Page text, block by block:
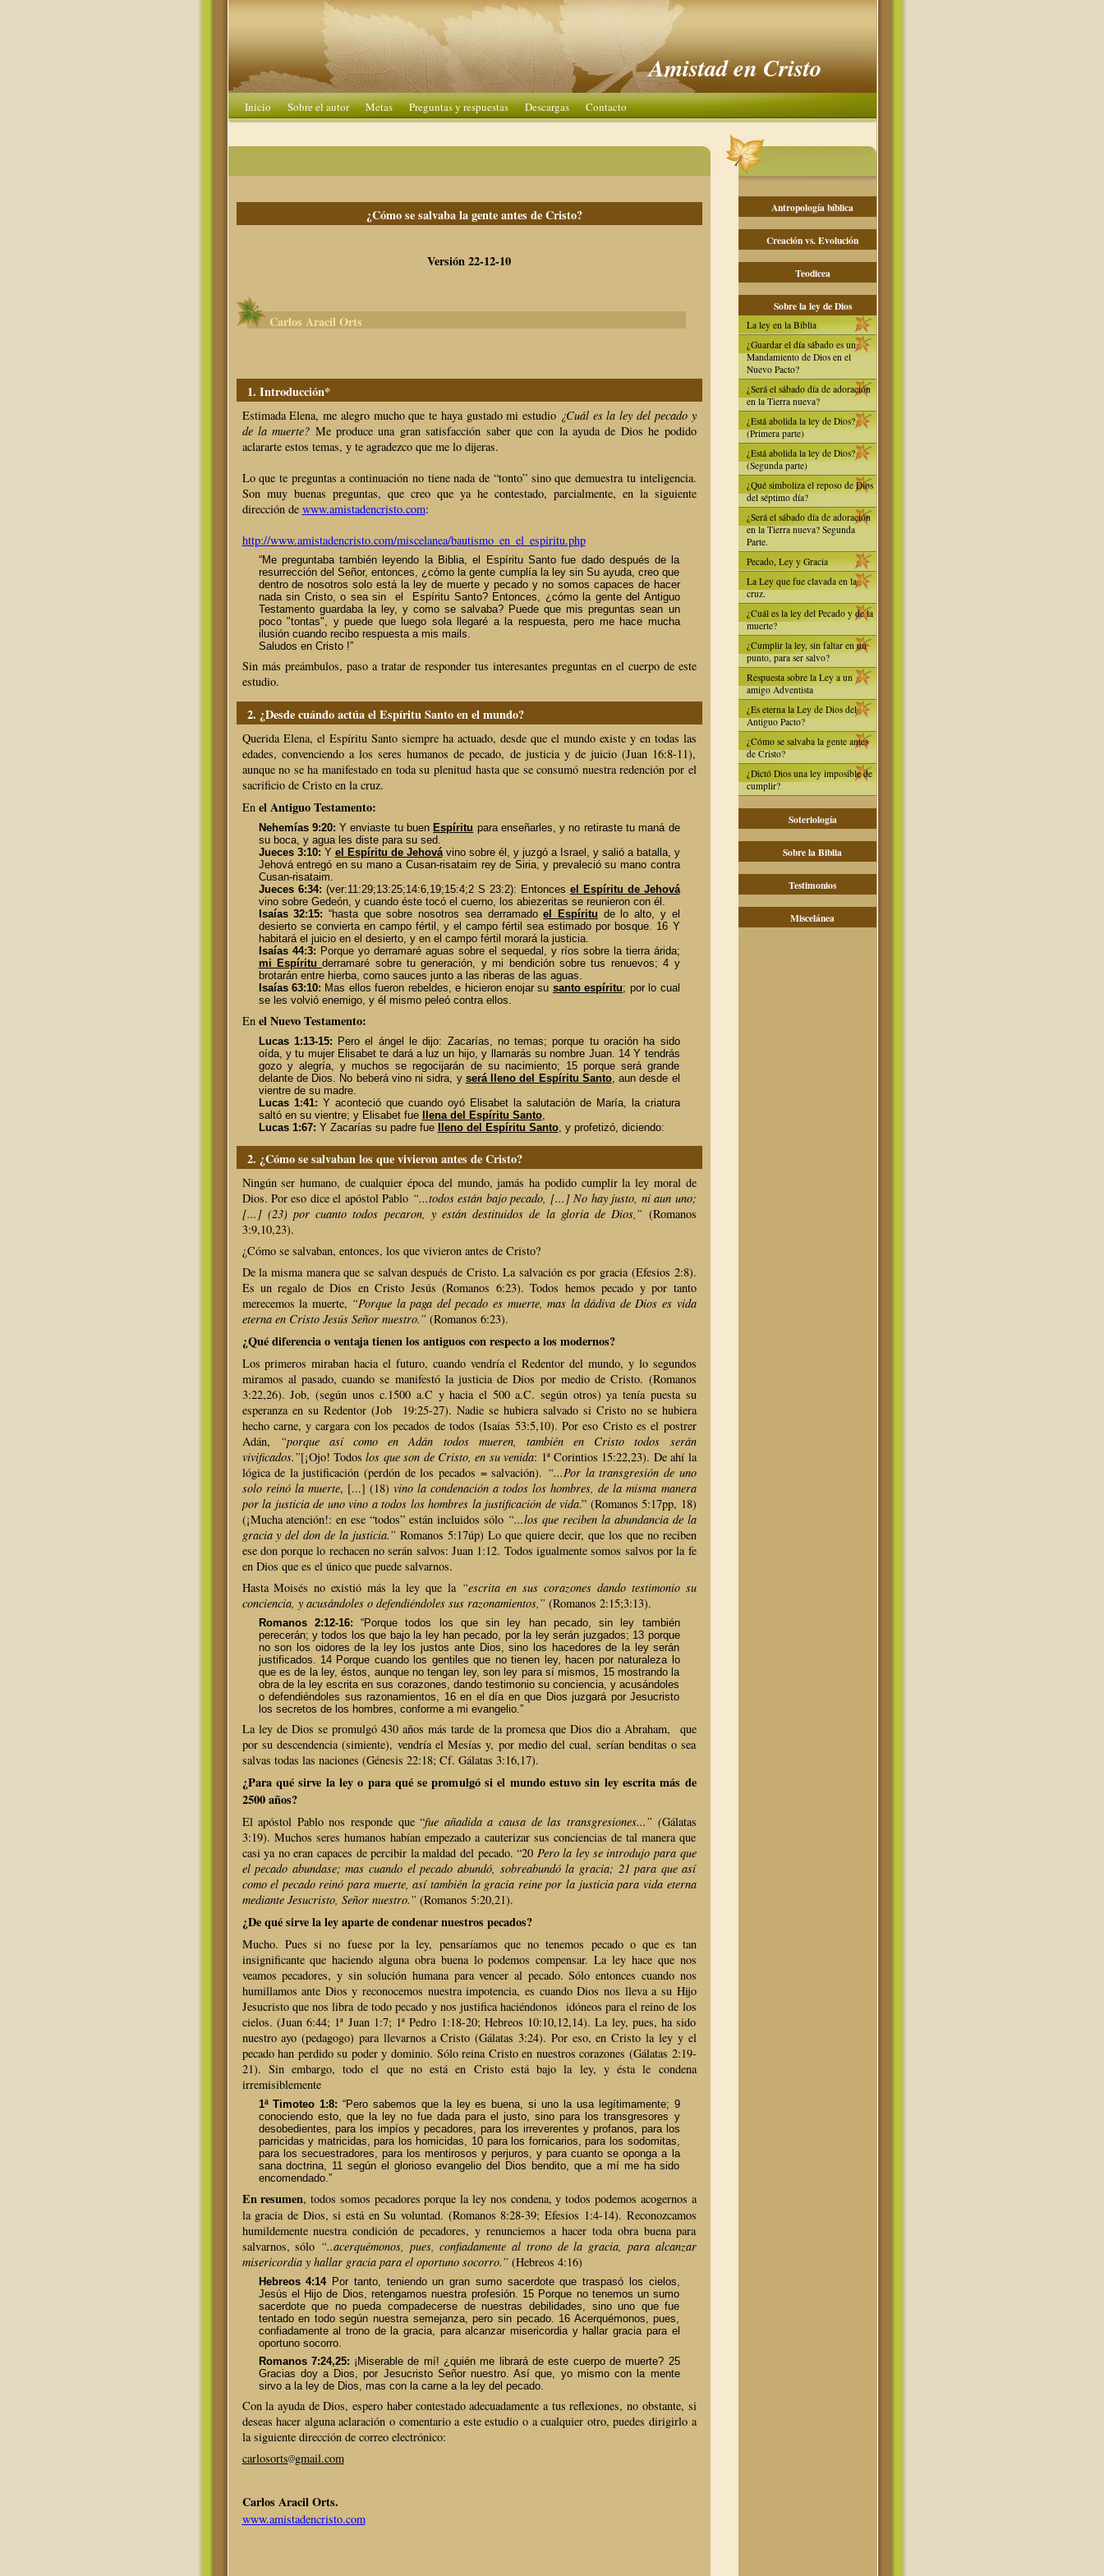
Amistad en Cristo
Inicio Sobre el autor Metas Preguntas y respuestas Descargas Contacto
Antropología bíblica
Creación vs. Evolución
Teodicea
Sobre la ley de Dios
La ley en la Biblia
¿Guardar el día sábado es un
Mandamiento de Dios en el
Nuevo Pacto?
¿Será el sábado día de adoración
en la Tierra nueva?
¿Está abolida la ley de Dios?
(Primera parte)
¿Está abolida la ley de Dios?
(Segunda parte)
¿Qué simboliza el reposo de Dios
del séptimo día?
¿Será el sábado día de adoración
en la Tierra nueva? Segunda
Parte.
Pecado, Ley y Gracia
La Ley que fue clavada en la
cruz.
¿Cuál es la ley del Pecado y de la
muerte?
¿Cumplir la ley, sin faltar en un
punto, para ser salvo?
Respuesta sobre la Ley a un
amigo Adventista
¿Es eterna la Ley de Dios del
Antiguo Pacto?
¿Cómo se salvaba la gente antes
de Cristo?
¿Dictó Dios una ley imposible de
cumplir?
Soteriología
Sobre la Biblia
Testimonios
Miscelánea
¿Cómo se salvaba la gente antes de Cristo?
Versión 22-12-10
Carlos Aracil Orts
1. Introducción*
Estimada Elena, me alegro mucho que te haya gustado mi estudio ¿Cuál es la ley del pecado y
de la muerte? Me produce una gran satisfacción saber que con la ayuda de Dios he podido
aclararte estos temas, y te agradezco que me lo dijeras.
Lo que te preguntas a continuación no tiene nada de “tonto” sino que demuestra tu inteligencia.
Son muy buenas preguntas, que creo que ya he contestado, parcialmente, en la siguiente
dirección de www.amistadencristo.com:
http://www.amistadencristo.com/miscelanea/bautismo_en_el_espiritu.php
“Me preguntaba también leyendo la Biblia, el Espíritu Santo fue dado después de la
resurrección del Señor, entonces, ¿cómo la gente cumplía la ley sin Su ayuda, creo que
dentro de nosotros solo está la ley de muerte y pecado y no somos capaces de hacer
nada sin Cristo, o sea sin el Espíritu Santo? Entonces, ¿cómo la gente del Antiguo
Testamento guardaba la ley, y como se salvaba? Puede que mis preguntas sean un
poco "tontas", y puede que luego sola llegaré a la respuesta, pero me hace mucha
ilusión cuando recibo respuesta a mis mails.
Saludos en Cristo !”
Sin más preámbulos, paso a tratar de responder tus interesantes preguntas en el cuerpo de este
estudio.
2. ¿Desde cuándo actúa el Espíritu Santo en el mundo?
Querida Elena, el Espíritu Santo siempre ha actuado, desde que el mundo existe y en todas las
edades, convenciendo a los seres humanos de pecado, de justicia y de juicio (Juan 16:8-11),
aunque no se ha manifestado en toda su plenitud hasta que se consumó nuestra redención por el
sacrificio de Cristo en la cruz.
Enel Antiguo Testamento:
Nehemías 9:20: Y enviaste tu buen Espíritu para enseñarles, y no retiraste tu maná de
su boca, y agua les diste para su sed.
Jueces 3:10: Y el Espíritu de Jehovávino sobre él, y juzgó a Israel, y salió a batalla, y
Jehová entregó en su mano a Cusan-risataim rey de Siria, y prevaleció su mano contra
Cusan-risataim.
Jueces 6:34: (ver:11:29;13:25;14:6,19;15:4;2 S 23:2): Entonces el Espíritu de Jehová
vino sobre Gedeón, y cuando éste tocó el cuerno, los abiezeritas se reunieron con él.
Isaías 32:15: “hasta que sobre nosotros sea derramadoel Espíritu de lo alto, y el
desierto se convierta en campo fértil, y el campo fértil sea estimado por bosque. 16 Y
habitará el juicio en el desierto, y en el campo fértil morará la justicia.
Isaías 44:3: Porque yo derramaré aguas sobre el sequedal, y ríos sobre la tierra árida;
mi Espírituderramaré sobre tu generación, y mi bendición sobre tus renuevos; 4 y
brotarán entre hierba, como sauces junto a las riberas de las aguas.
Isaías 63:10: Mas ellos fueron rebeldes, e hicieron enojar su santo espíritu; por lo cual
se les volvió enemigo, y él mismo peleó contra ellos.
Enel Nuevo Testamento:
Lucas 1:13-15: Pero el ángel le dijo: Zacarías, no temas; porque tu oración ha sido
oída, y tu mujer Elisabet te dará a luz un hijo, y llamarás su nombre Juan. 14 Y tendrás
gozo y alegría, y muchos se regocijarán de su nacimiento; 15 porque será grande
delante de Dios. No beberá vino ni sidra, y será lleno del Espíritu Santo, aun desde el
vientre de su madre.
Lucas 1:41: Y aconteció que cuando oyó Elisabet la salutación de María, la criatura
saltó en su vientre; y Elisabet fue
llena del Espíritu Santo,
Lucas 1:67: Y Zacarías su padre fue lleno del Espíritu Santo, y profetizó, diciendo:
2. ¿Cómo se salvaban los que vivieron antes de Cristo?
Ningún ser humano, de cualquier época del mundo, jamás ha podido cumplir la ley moral de
Dios. Por eso dice el apóstol Pablo “...todos están bajo pecado, [...] No hay justo, ni aun uno;
[...] (23) por cuanto todos pecaron, y están destituidos de la gloria de Dios,” (Romanos
3:9,10,23).
¿Cómo se salvaban, entonces, los que vivieron antes de Cristo?
De la misma manera que se salvan después de Cristo. La salvación es por gracia (Efesios 2:8).
Es un regalo de Dios en Cristo Jesús (Romanos 6:23). Todos hemos pecado y por tanto
merecemos la muerte, “Porque la paga del pecado es muerte, mas la dádiva de Dios es vida
eterna en Cristo Jesús Señor nuestro.” (Romanos 6:23).
¿Qué diferencia o ventaja tienen los antiguos con respecto a los modernos?
Los primeros miraban hacia el futuro, cuando vendría el Redentor del mundo, y lo segundos
miramos al pasado, cuando se manifestó la justicia de Dios por medio de Cristo. (Romanos
3:22,26). Job, (según unos c.1500 a.C y hacia el 500 a.C. según otros) ya tenía puesta su
esperanza en su Redentor (Job 19:25-27). Nadie se hubiera salvado si Cristo no se hubiera
hecho carne, y cargara con los pecados de todos (Isaías 53:5,10). Por eso Cristo es el postrer
Adán,
“porque así como en Adán todos mueren, también en Cristo todos serán
vivificados.”[¡Ojo! Todoslos que son de Cristo, en su venida: 1ª Corintios 15:22,23). De ahí la
lógica de la justificación (perdón de los pecados = salvación). “...Por la transgresión de uno
solo reinó la muerte, [...] (18) vino la condenación a todos los hombres, de la misma manera
por la justicia de uno vino a todos los hombres la justificación de vida.” (Romanos 5:17pp, 18)
(¡Mucha atención!: en ese “todos” están incluidos sólo “...los que reciben la abundancia de la
gracia y del don de la justicia.”Romanos 5:17úp) Lo que quiere decir, que los que no reciben
ese don porque lo rechacen no serán salvos: Juan 1:12. Todos igualmente somos salvos por la fe
en Dios que es el único que puede salvarnos.
Hasta Moisés no existió más la ley que la “escrita en sus corazones dando testimonio su
conciencia, y acusándoles o defendiéndoles sus razonamientos,” (Romanos 2:15;3:13).
Romanos 2:12-16: “Porque todos los que sin ley han pecado, sin ley también
perecerán; y todos los que bajo la ley han pecado, por la ley serán juzgados; 13 porque
no son los oidores de la ley los justos ante Dios, sino los hacedores de la ley serán
justificados. 14 Porque cuando los gentiles que no tienen ley, hacen por naturaleza lo
que es de la ley, éstos, aunque no tengan ley, son ley para sí mismos, 15 mostrando la
obra de la ley escrita en sus corazones, dando testimonio su conciencia, y acusándoles
o defendiéndoles sus razonamientos, 16 en el día en que Dios juzgará por Jesucristo
los secretos de los hombres, conforme a mi evangelio.”
La ley de Dios se promulgó 430 años más tarde de la promesa que Dios dio a Abraham, que
por su descendencia (simiente), vendría el Mesías y, por medio del cual, serían benditas o sea
salvas todas las naciones (Génesis 22:18; Cf. Gálatas 3:16,17).
¿Para qué sirve la ley o para qué se promulgó si el mundo estuvo sin ley escrita más de
2500 años?
El apóstol Pablo nos responde que “fue añadida a causa de las transgresiones...” (Gálatas
3:19). Muchos seres humanos habían empezado a cauterizar sus conciencias de tal manera que
casi ya no eran capaces de percibir la maldad del pecado. “20 Pero la ley se introdujo para que
el pecado abundase; mas cuando el pecado abundó, sobreabundó la gracia; 21 para que así
como el pecado reinó para muerte, así también la gracia reine por la justicia para vida eterna
mediante Jesucristo, Señor nuestro.” (Romanos 5:20,21).
¿De qué sirve la ley aparte de condenar nuestros pecados?
Mucho. Pues si no fuese por la ley, pensaríamos que no tenemos pecado o que es tan
insignificante que haciendo alguna obra buena lo podemos compensar. La ley hace que nos
veamos pecadores, y sin solución humana para vencer al pecado. Sólo entonces cuando nos
humillamos ante Dios y reconocemos nuestra impotencia, es cuando Dios nos lleva a su Hijo
Jesucristo que nos libra de todo pecado y nos justifica haciéndonos idóneos para el reino de los
cielos. (Juan 6:44; 1ª Juan 1:7; 1ª Pedro 1:18-20; Hebreos 10:10,12,14). La ley, pues, ha sido
nuestro ayo (pedagogo) para llevarnos a Cristo (Gálatas 3:24). Por eso, en Cristo la ley y el
pecado han perdido su poder y dominio. Sólo reina Cristo en nuestros corazones (Gálatas 2:19-
21). Sin embargo, todo el que no está en Cristo está bajo la ley, y ésta le condena
irremisiblemente
1ª Timoteo 1:8: “Pero sabemos que la ley es buena, si uno la usa legítimamente; 9
conociendo esto, que la ley no fue dada para el justo, sino para los transgresores y
desobedientes, para los impíos y pecadores, para los irreverentes y profanos, para los
parricidas y matricidas, para los homicidas, 10 para los fornicarios, para los sodomitas,
para los secuestradores, para los mentirosos y perjuros, y para cuanto se oponga a la
sana doctrina, 11 según el glorioso evangelio del Dios bendito, que a mí me ha sido
encomendado.”
En resumen, todos somos pecadores porque la ley nos condena, y todos podemos acogernos a
la gracia de Dios, si está en Su voluntad. (Romanos 8:28-39; Efesios 1:4-14). Reconozcamos
humildemente nuestra condición de pecadores, y renunciemos a hacer toda obra buena para
salvarnos, sólo “..acerquémonos, pues, confiadamente al trono de la gracia, para alcanzar
misericordia y hallar gracia para el oportuno socorro.” (Hebreos 4:16)
Hebreos 4:14Por tanto, teniendo un gran sumo sacerdote que traspasó los cielos,
Jesús el Hijo de Dios, retengamos nuestra profesión. 15 Porque no tenemos un sumo
sacerdote que no pueda compadecerse de nuestras debilidades, sino uno que fue
tentado en todo según nuestra semejanza, pero sin pecado. 16 Acerquémonos, pues,
confiadamente al trono de la gracia, para alcanzar misericordia y hallar gracia para el
oportuno socorro.
Romanos 7:24,25: ¡Miserable de mí! ¿quién me librará de este cuerpo de muerte? 25
Gracias doy a Dios, por Jesucristo Señor nuestro. Así que, yo mismo con la mente
sirvo a la ley de Dios, mas con la carne a la ley del pecado.
Con la ayuda de Dios, espero haber contestado adecuadamente a tus reflexiones, no obstante, si
deseas hacer alguna aclaración o comentario a este estudio o a cualquier otro, puedes dirigirlo a
la siguiente dirección de correo electrónico:
carlosorts gmail.com
Carlos Aracil Orts.
www.amistadencristo.com